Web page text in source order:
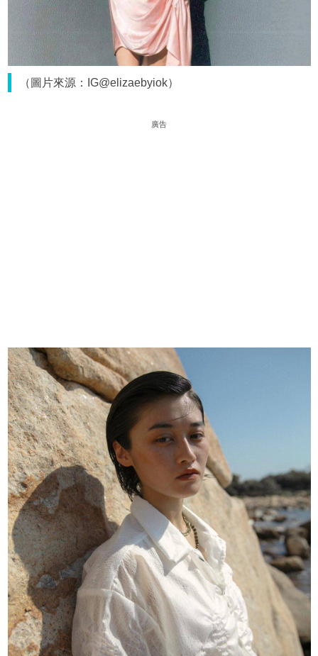
（圖片來源：IG@elizaebyiok）
廣告